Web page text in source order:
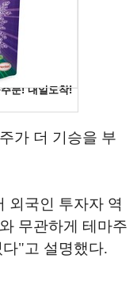
가 더 기승을 부
외국인 투자자 역
무관하게 테마주
"고 설명했다.